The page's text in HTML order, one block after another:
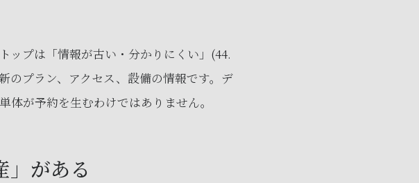
ップは「情報が古い・分かりにくい」(44.
のプラン、アクセス、設備の情報です。デ
が予約を生むわけではありません。
」がある